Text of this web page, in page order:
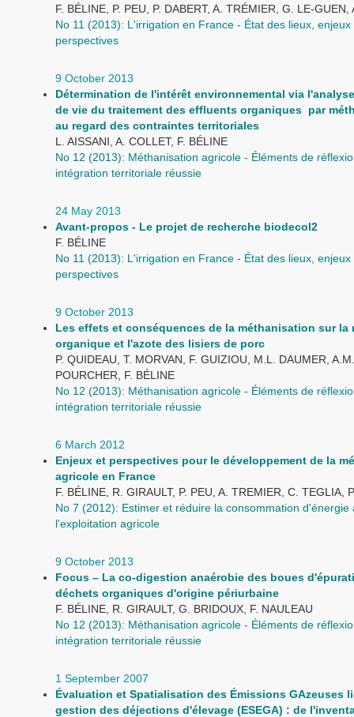
F. BÉLINE, P. PEU, P. DABERT, A. TRÉMIER, G. LE-GUEN,
No 11 (2013): L'irrigation en France - État des lieux, enjeux
perspectives
9 October 2013
Détermination de l'intérêt environnemental via
de vie du traitement des effluents organiques par
au regard des contraintes territoriales
L. AISSANI, A. COLLET, F. BÉLINE
No 12 (2013): Méthanisation agricole - Éléments de
intégration territoriale réussie
24 May 2013
Avant-propos - Le projet de recherche biodecol2
F. BÉLINE
No 11 (2013): L'irrigation en France - État des lieux, enjeux
perspectives
9 October 2013
Les effets et conséquences de la méthanisation sur la
organique et l'azote des lisiers de porc
P. QUIDEAU, T. MORVAN, F. GUIZIOU, M.L. DAUMER, A.M.
POURCHER, F. BÉLINE
No 12 (2013): Méthanisation agricole - Éléments de
intégration territoriale réussie
6 March 2012
Enjeux et perspectives pour le développement de la
agricole en France
F. BÉLINE, R. GIRAULT, P. PEU, A. TREMIER, C. TEGLIA,
No 7 (2012): Estimer et réduire la consommation d'énergie
l'exploitation agricole
9 October 2013
Focus – La co-digestion anaérobie des boues
déchets organiques d'origine périurbaine
F. BÉLINE, R. GIRAULT, G. BRIDOUX, F. NAULEAU
No 12 (2013): Méthanisation agricole - Éléments de
intégration territoriale réussie
1 September 2007
Évaluation et Spatialisation des Émissions GAzeuses
gestion des déjections d'élevage (ESEGA) : de